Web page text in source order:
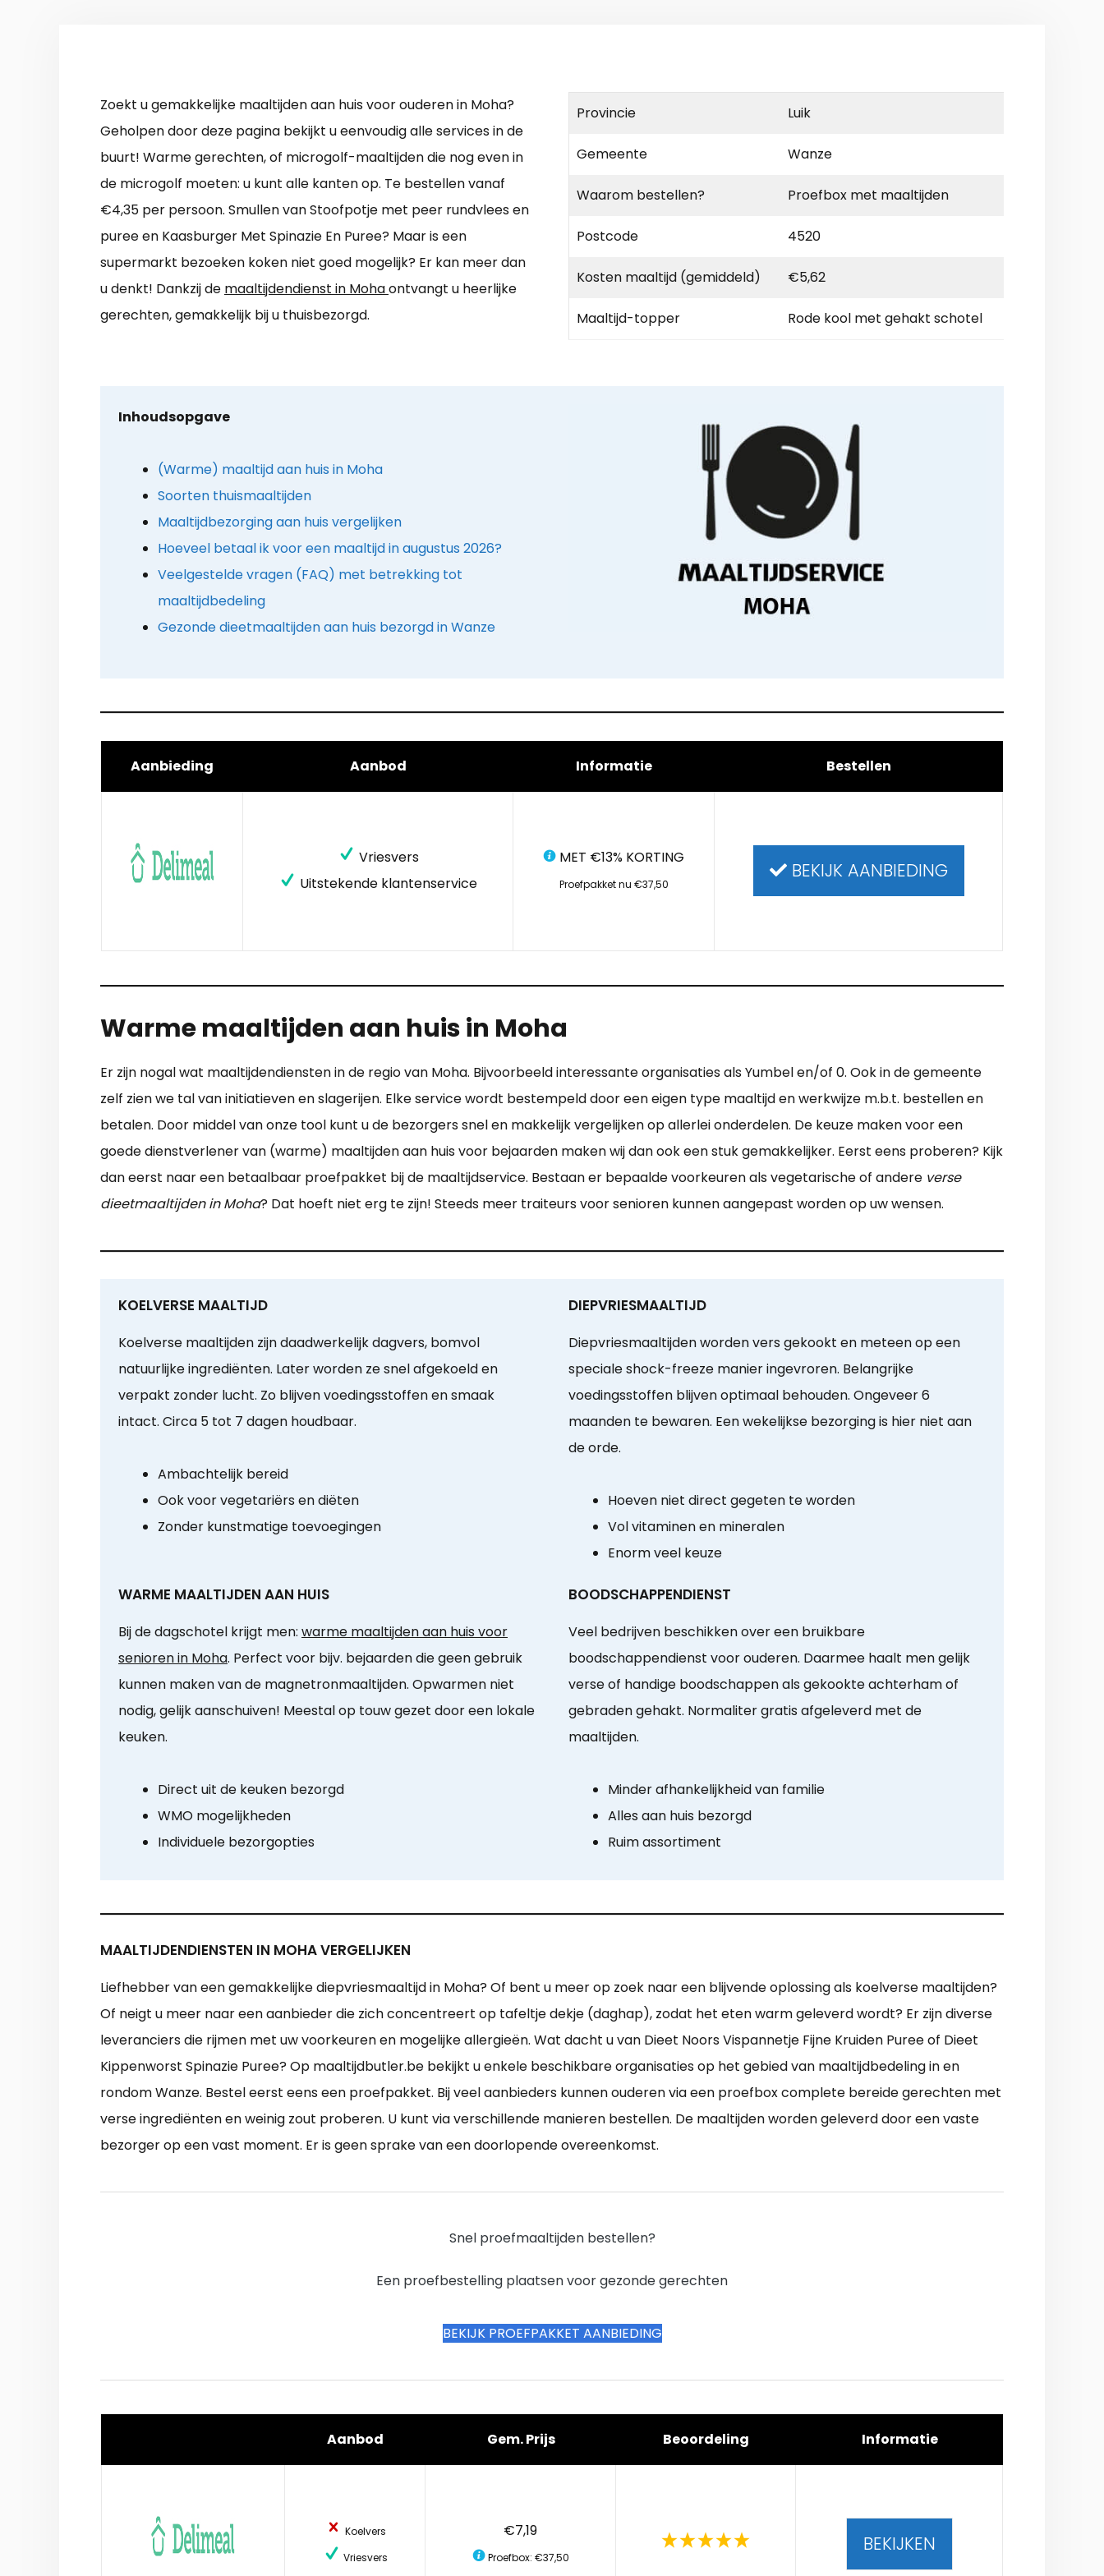
Zoekt u gemakkelijke maaltijden aan huis voor ouderen in Moha?
Geholpen door deze pagina bekijkt u eenvoudig alle services in de
buurt! Warme gerechten, of microgolf-maaltijden die nog even in
de microgolf moeten: u kunt alle kanten op. Te bestellen vanaf
€4,35 per persoon. Smullen van Stoofpotje met peer rundvlees en
puree en Kaasburger Met Spinazie En Puree? Maar is een
supermarkt bezoeken koken niet goed mogelijk? Er kan meer dan
u denkt! Dankzij de maaltijdendienst in Mohaontvangt u heerlijke
gerechten, gemakkelijk bij u thuisbezorgd.
Provincie Luik
Gemeente Wanze
Waarom bestellen? Proefbox met maaltijden
Postcode 4520
Kosten maaltijd (gemiddeld) €5,62
Maaltijd-topper Rode kool met gehakt schotel
Inhoudsopgave
(Warme) maaltijd aan huis in Moha
Soorten thuismaaltijden
Maaltijdbezorging aan huis vergelijken
Hoeveel betaal ik voor een maaltijd in augustus 2026?
Veelgestelde vragen (FAQ) met betrekking tot
maaltijdbedeling
Gezonde dieetmaaltijden aan huis bezorgd in Wanze
Aanbieding Aanbod Informatie Bestellen
Vriesvers
Uitstekende klantenservice
MET €13% KORTING
Proefpakket nu €37,50
BEKIJK AANBIEDING
Warme maaltijden aan huis in Moha
Er zijn nogal wat maaltijdendiensten in de regio van Moha. Bijvoorbeeld interessante organisaties als Yumbel en/of 0. Ook in de gemeente
zelf zien we tal van initiatieven en slagerijen. Elke service wordt bestempeld door een eigen type maaltijd en werkwijze m.b.t. bestellen en
betalen. Door middel van onze tool kunt u de bezorgers snel en makkelijk vergelijken op allerlei onderdelen. De keuze maken voor een
goede dienstverlener van (warme) maaltijden aan huis voor bejaarden maken wij dan ook een stuk gemakkelijker. Eerst eens proberen? Kijk
dan eerst naar een betaalbaar proefpakket bij de maaltijdservice. Bestaan er bepaalde voorkeuren als vegetarische of andere verse
dieetmaaltijden in Moha? Dat hoeft niet erg te zijn! Steeds meer traiteurs voor senioren kunnen aangepast worden op uw wensen.
KOELVERSE MAALTIJD
Koelverse maaltijden zijn daadwerkelijk dagvers, bomvol
natuurlijke ingrediënten. Later worden ze snel afgekoeld en
verpakt zonder lucht. Zo blijven voedingsstoffen en smaak
intact. Circa 5 tot 7 dagen houdbaar.
Ambachtelijk bereid
Ook voor vegetariërs en diëten
Zonder kunstmatige toevoegingen
DIEPVRIESMAALTIJD
Diepvriesmaaltijden worden vers gekookt en meteen op een
speciale shock-freeze manier ingevroren. Belangrijke
voedingsstoffen blijven optimaal behouden. Ongeveer 6
maanden te bewaren. Een wekelijkse bezorging is hier niet aan
de orde.
Hoeven niet direct gegeten te worden
Vol vitaminen en mineralen
Enorm veel keuze
WARME MAALTIJDEN AAN HUIS
Bij de dagschotel krijgt men: warme maaltijden aan huis voor
senioren in Moha. Perfect voor bijv. bejaarden die geen gebruik
kunnen maken van de magnetronmaaltijden. Opwarmen niet
nodig, gelijk aanschuiven! Meestal op touw gezet door een lokale
keuken.
Direct uit de keuken bezorgd
WMO mogelijkheden
Individuele bezorgopties
BOODSCHAPPENDIENST
Veel bedrijven beschikken over een bruikbare
boodschappendienst voor ouderen. Daarmee haalt men gelijk
verse of handige boodschappen als gekookte achterham of
gebraden gehakt. Normaliter gratis afgeleverd met de
maaltijden.
Minder afhankelijkheid van familie
Alles aan huis bezorgd
Ruim assortiment
MAALTIJDENDIENSTEN IN MOHA VERGELIJKEN
Liefhebber van een gemakkelijke diepvriesmaaltijd in Moha? Of bent u meer op zoek naar een blijvende oplossing als koelverse maaltijden?
Of neigt u meer naar een aanbieder die zich concentreert op tafeltje dekje (daghap), zodat het eten warm geleverd wordt? Er zijn diverse
leveranciers die rijmen met uw voorkeuren en mogelijke allergieën. Wat dacht u van Dieet Noors Vispannetje Fijne Kruiden Puree of Dieet
Kippenworst Spinazie Puree? Op maaltijdbutler.be bekijkt u enkele beschikbare organisaties op het gebied van maaltijdbedeling in en
rondom Wanze. Bestel eerst eens een proefpakket. Bij veel aanbieders kunnen ouderen via een proefbox complete bereide gerechten met
verse ingrediënten en weinig zout proberen. U kunt via verschillende manieren bestellen. De maaltijden worden geleverd door een vaste
bezorger op een vast moment. Er is geen sprake van een doorlopende overeenkomst.
Snel proefmaaltijden bestellen?
Een proefbestelling plaatsen voor gezonde gerechten
BEKIJK PROEFPAKKET AANBIEDING
Aanbod Gem. Prijs Beoordeling Informatie
Koelvers
Vriesvers
€7,19
Proefbox: €37,50
BEKIJKEN